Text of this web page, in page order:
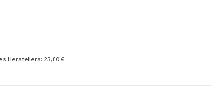
Herstellers: 23,80 €